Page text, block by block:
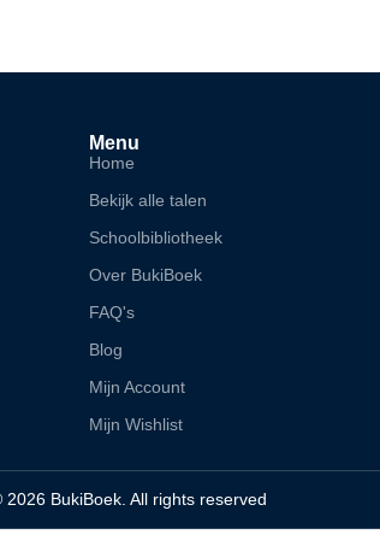
Menu
Home
Bekijk alle talen
Schoolbibliotheek
Over BukiBoek
FAQ's
Blog
Mijn Account
Mijn Wishlist
BukiBoek. All rights reserved